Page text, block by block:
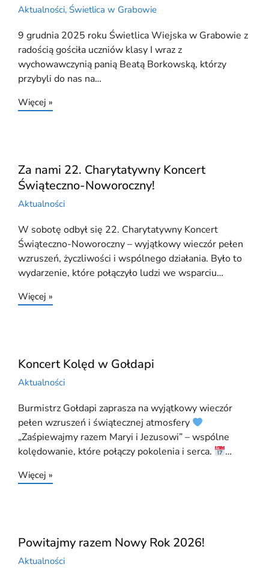
Aktualności, Świetlica w Grabowie
9 grudnia 2025 roku Świetlica Wiejska w Grabowie z
radością gościła uczniów klasy I wraz z
wychowawczynią panią Beatą Borkowską, którzy
przybyli do nas na…
Więcej »
Za nami 22. Charytatywny Koncert
Świąteczno-Noworoczny!
Aktualności
W sobotę odbył się 22. Charytatywny Koncert
Świąteczno-Noworoczny – wyjątkowy wieczór pełen
wzruszeń, życzliwości i wspólnego działania. Było to
wydarzenie, które połączyło ludzi we wsparciu…
Więcej »
Koncert Kolęd w Gołdapi
Aktualności
Burmistrz Gołdapi zaprasza na wyjątkowy wieczór
pełen wzruszeń i świątecznej atmosfery
„Zaśpiewajmy razem Maryi i Jezusowi” – wspólne
kolędowanie, które połączy pokolenia i serca.
…
Więcej »
Powitajmy razem Nowy Rok 2026!
Aktualności